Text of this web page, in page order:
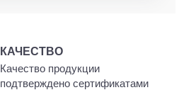
КАЧЕСТВО
Качество продукции
подтверждено сертификатами